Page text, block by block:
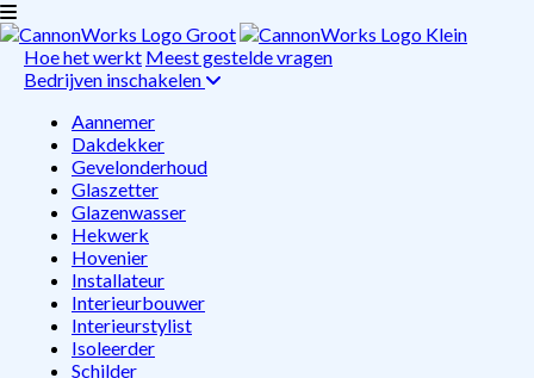
Hoe het werkt Meest gestelde vragen
Bedrijven inschakelen
Aannemer
Dakdekker
Gevelonderhoud
Glaszetter
Glazenwasser
Hekwerk
Hovenier
Installateur
Interieurbouwer
Interieurstylist
Isoleerder
Schilder